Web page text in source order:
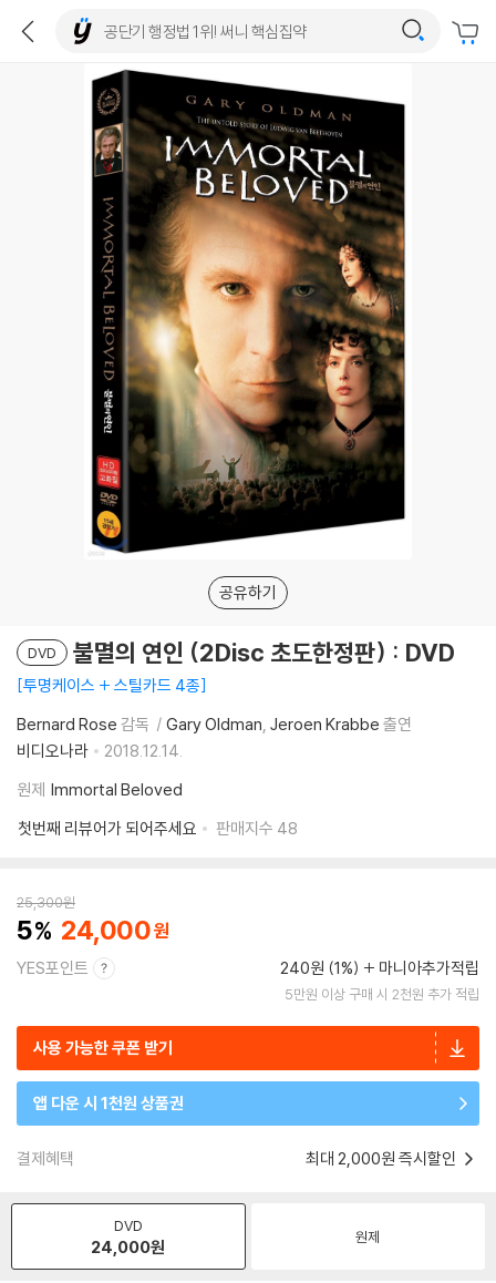
공유하기
DVD 불멸의 연인 (2Disc 초도한정판) : DVD
투명케이스 + 스틸카드 4종
Bernard Rose 감독 Gary Oldman Jeroen Krabbe 출연
비디오나라
2018.12.14.
원제 Immortal Beloved
첫번째 리뷰어가 되어주세요
판매지수 48
25,300원
5 24,000
YES포인트 240원 (1%) 마니아추가적립
5만원 이상 구매 시 2천원 추가 적립
사용 가능한 쿠폰 받기
앱 다운 시 1천원 상품권
결제혜택 최대 2,000원 즉시할인
DVD
24,000원 원제